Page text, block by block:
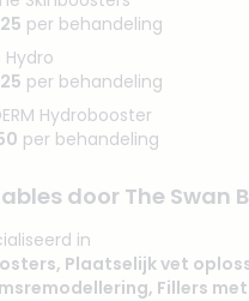
per behandeling
Hydro
per behandeling
Hydrobooster
per behandeling
door The Swan
in
, Plaatselijk vet
, Fillers